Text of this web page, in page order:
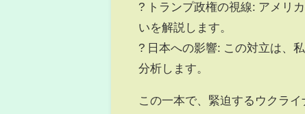
? トランプ政権の視線: アメリ
いを解説します。
? 日本への影響: この対立は、
分析します。
この一本で、緊迫するウクラ